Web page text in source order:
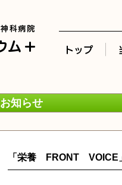
お知らせ
「栄養 FRONT VOICE